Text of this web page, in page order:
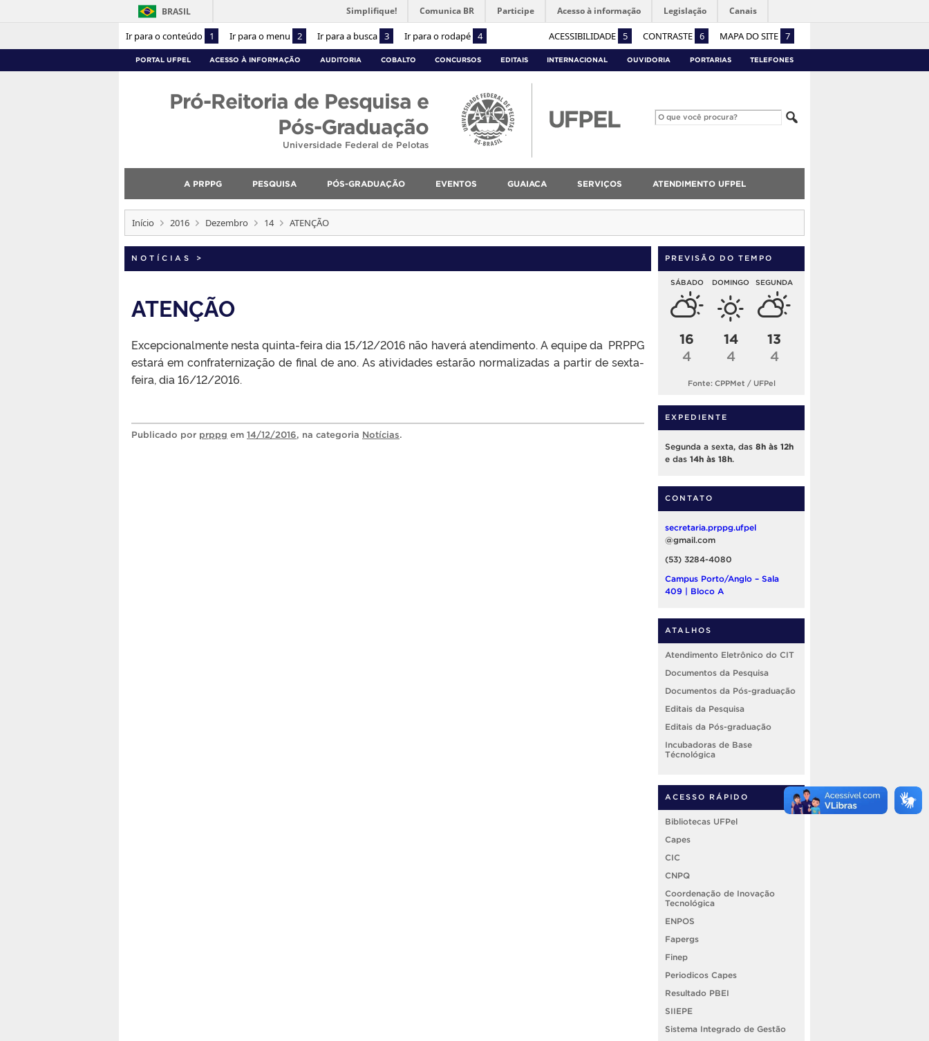
Ir para o conteúdo 1 Ir para o menu 2 Ir para a busca 3 Ir para o rodapé 4 ACESSIBILIDADE 5 CONTRASTE 6 MAPA DO SITE 7
BRASIL Simplifique! Comunica BR Participe Acesso à informação Legislação Canais
PORTAL UFPEL ACESSO À INFORMAÇÃO AUDITORIA COBALTO CONCURSOS EDITAIS INTERNACIONAL OUVIDORIA PORTARIAS TELEFONES
Pró-Reitoria de Pesquisa e
Pós-Graduação
Universidade Federal de Pelotas
A PRPPG PESQUISA PÓS-GRADUAÇÃO EVENTOS GUAIACA SERVIÇOS ATENDIMENTO UFPEL
Início 2016 Dezembro 14 ATENÇÃO
NOTÍCIAS >
ATENÇÃO
Excepcionalmente nesta quinta-feira dia 15/12/2016 não haverá atendimento. A equipe da PRPPG
estará em confraternização de final de ano. As atividades estarão normalizadas a partir de sexta-
feira, dia 16/12/2016.
Publicado por prppg em 14/12/2016, na categoria Notícias.
PREVISÃO DO TEMPO
SÁBADO
16
4
DOMINGO
14
4
SEGUNDA
13
4
Fonte: CPPMet / UFPel
EXPEDIENTE
Segunda a sexta, das 8h às 12h
e das 14h às 18h
CONTATO
secretaria.prppg.ufpel
@gmail.com
(53) 3284-4080
Campus Porto/Anglo – Sala
409 | Bloco A
ATALHOS
Atendimento Eletrônico do CIT
Documentos da Pesquisa
Documentos da Pós-graduação
Editais da Pesquisa
Editais da Pós-graduação
Incubadoras de Base
Técnológica
ACESSO RÁPIDO
Bibliotecas UFPel
Capes
CIC
CNPQ
Coordenação de Inovação
Tecnológica
ENPOS
Fapergs
Finep
Periodicos Capes
Resultado PBEI
SIIEPE
Sistema Integrado de Gestão